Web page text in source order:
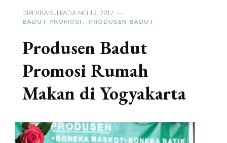
DIPERBARUI PADA MEI 12, 2017
BADUT PROMOSI
PRODUSEN BADUT
Produsen Badut
Promosi Rumah
Makan di Yogyakarta